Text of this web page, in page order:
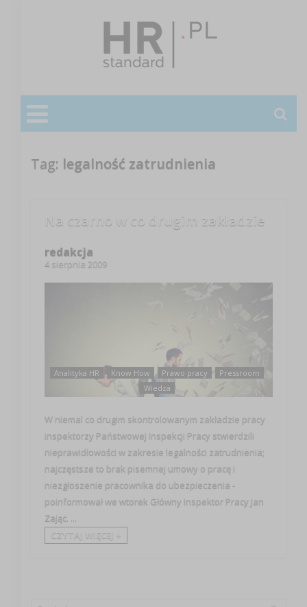
Tag: legalność zatrudnienia
Na czarno w co drugim zakładzie
redakcja
4 sierpnia 2009
Analityka HR Know How Prawo pracy
Pressroom
Wiedza
W niemal co drugim skontrolowanym zakładzie pracy
inspektorzy Państwowej Inspekcji Pracy stwierdzili
nieprawidłowości w zakresie legalności zatrudnienia;
najczęstsze to brak pisemnej umowy o pracę i
niezgłoszenie pracownika do ubezpieczenia -
poinformował we wtorek Główny Inspektor Pracy Jan
Zając. ...
CZYTAJ WIĘCEJ +